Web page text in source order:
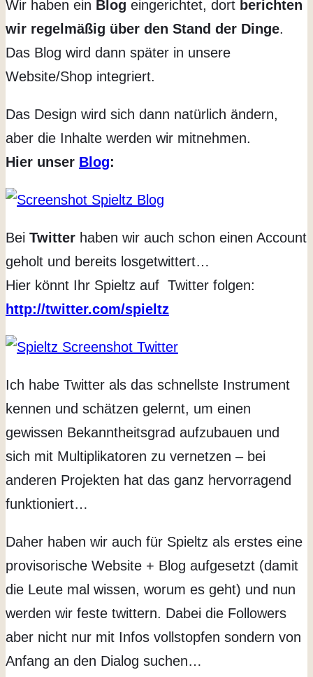
Wir haben ein Blog eingerichtet, dort berichten
wir regelmäßig über den Stand der Dinge.
Das Blog wird dann später in unsere
Website/Shop integriert.
Das Design wird sich dann natürlich ändern,
aber die Inhalte werden wir mitnehmen.
Hier unser Blog:
Bei Twitter haben wir auch schon einen Account
geholt und bereits losgetwittert…
Hier könnt Ihr Spieltz auf Twitter folgen:
http://twitter.com/spieltz
Ich habe Twitter als das schnellste Instrument
kennen und schätzen gelernt, um einen
gewissen Bekanntheitsgrad aufzubauen und
sich mit Multiplikatoren zu vernetzen – bei
anderen Projekten hat das ganz hervorragend
funktioniert…
Daher haben wir auch für Spieltz als erstes eine
provisorische Website + Blog aufgesetzt (damit
die Leute mal wissen, worum es geht) und nun
werden wir feste twittern. Dabei die Followers
aber nicht nur mit Infos vollstopfen sondern von
Anfang an den Dialog suchen…